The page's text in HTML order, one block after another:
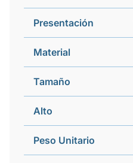
Presentación
Material
Tamaño
Alto
Peso Unitario